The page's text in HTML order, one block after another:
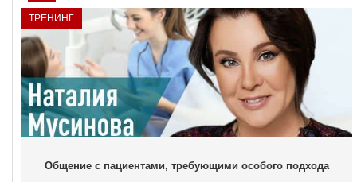
ТРЕНИНГ
Общение с пациентами, требующими особого подхода